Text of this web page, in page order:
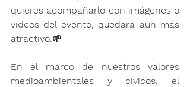
quieres acompañarlo con imágenes o
vídeos del evento, quedará aún más
atractivo.🌱
En el marco de nuestros valores
medioambientales y cívicos, el